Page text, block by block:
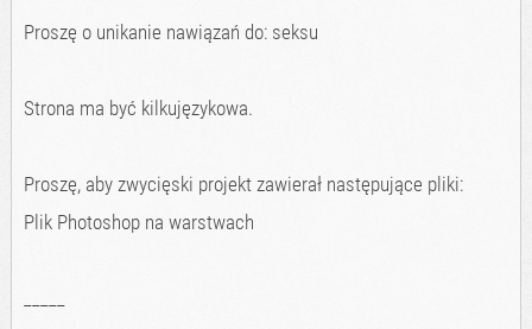
Proszę o unikanie nawiązań do: seksu
Strona ma być kilkujęzykowa.
Proszę, aby zwycięski projekt zawierał następujące pliki:
Plik Photoshop na warstwach